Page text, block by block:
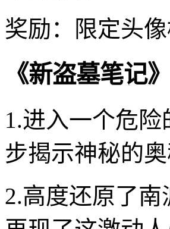
奖励：限定头
《新盗墓笔记
1.进入一个危
步揭示神秘的奥
2.高度还原了